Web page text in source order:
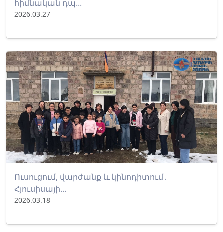
հիմնական դպ...
2026.03.27
Ուսուցում, վարժանք և կինոդիտում․
Հյուսիսայի...
2026.03.18